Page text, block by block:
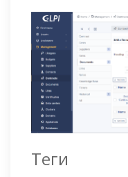
Теги